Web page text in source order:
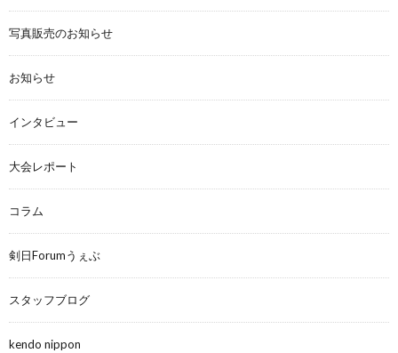
写真販売のお知らせ
お知らせ
インタビュー
大会レポート
コラム
剣日Forumうぇぶ
スタッフブログ
kendo nippon